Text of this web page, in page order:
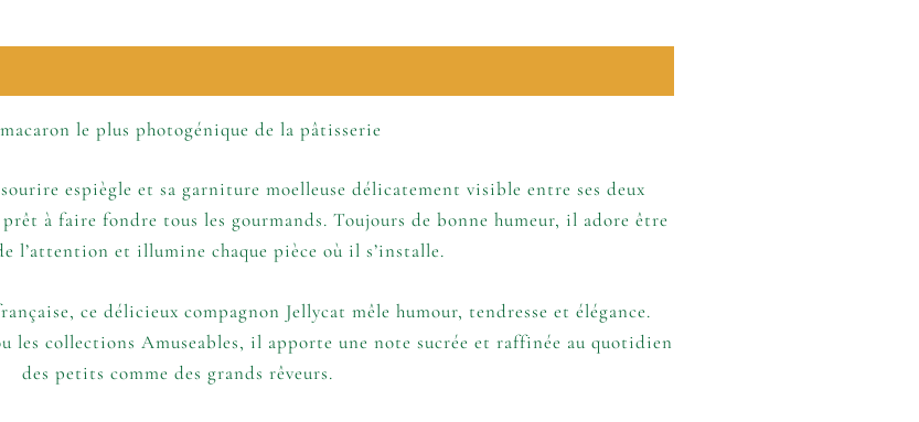
le plus photogénique de la pâtisserie
espiègle et sa garniture moelleuse délicatement visible entre ses deux
à faire fondre tous les gourmands. Toujours de bonne humeur, il adore être
l’attention et illumine chaque pièce où il s’installe.
ce délicieux compagnon Jellycat mêle humour, tendresse et élégance.
les collections Amuseables, il apporte une note sucrée et raffinée au quotidien
des petits comme des grands rêveurs.